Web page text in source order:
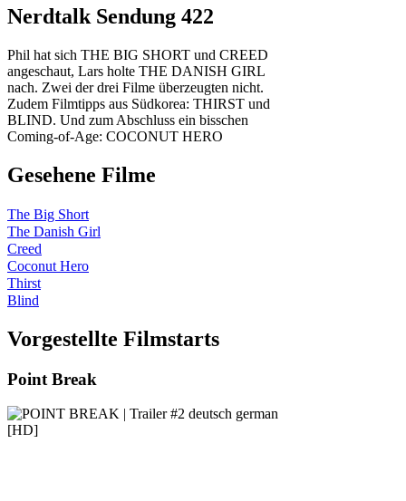
Nerdtalk Sendung 422
Phil hat sich THE BIG SHORT und CREED
angeschaut, Lars holte THE DANISH GIRL
nach. Zwei der drei Filme überzeugten nicht.
Zudem Filmtipps aus Südkorea: THIRST und
BLIND. Und zum Abschluss ein bisschen
Coming-of-Age: COCONUT HERO
Gesehene Filme
The Big Short
The Danish Girl
Creed
Coconut Hero
Thirst
Blind
Vorgestellte Filmstarts
Point Break